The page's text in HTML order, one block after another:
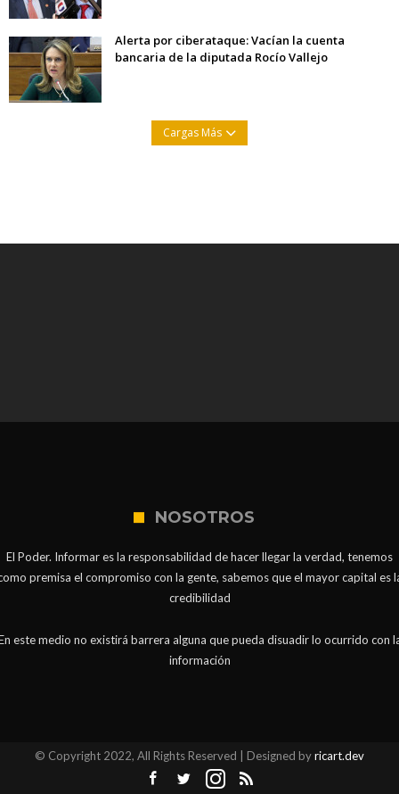
Alerta por ciberataque: Vacían la cuenta
bancaria de la diputada Rocío Vallejo
Cargas Más
NOSOTROS
El Poder. Informar es la responsabilidad de hacer llegar la verdad, tenemos
premisa el compromiso con la gente, sabemos que el mayor capital es
credibilidad
este medio no existirá barrera alguna que pueda disuadir lo ocurrido con
información
© Copyright 2022, All Rights Reserved | Designed byricart.dev